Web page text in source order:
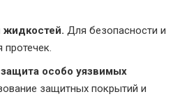
жидкостей. Для безопасности и
особо уязвимых
защитных покрытий и